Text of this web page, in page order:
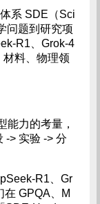
系 SDE（Sci
问题到研究项
R1、Grok-4
料、物理领
能力的考量，
-> 实验 -> 分
R1、Gr
在 GPQA、M